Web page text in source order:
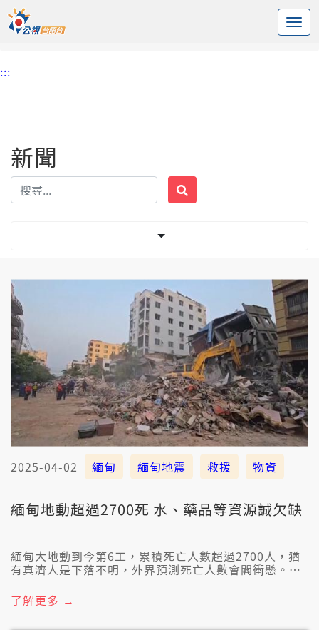
中央內容區塊
頭頁
:::
新聞
2025-04-02 緬甸 緬甸地震 救援 物資
緬甸地動超過2700死 水、藥品等資源誠欠缺
緬甸大地動到今第6工，累積死亡人數超過2700人，猶
有真濟人是下落不明，外界預測死亡人數會閣衝懸。駐
氣會當啉的水、避難設施等等，逐項攏欠。
了解更多 →